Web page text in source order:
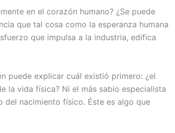
en el corazón humano? ¿Se puede
que tal cosa como la esperanza humana
que impulsa a la industria, edifica
puede explicar cuál existió primero: ¿el
la vida física? Ni el más sabio especialista
del nacimiento físico. Éste es algo que